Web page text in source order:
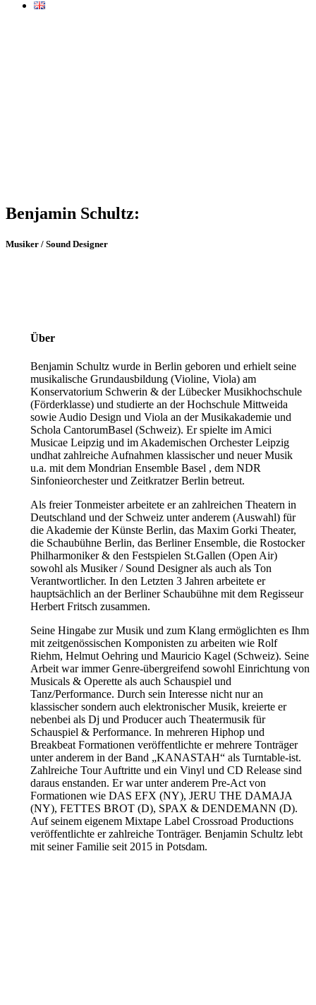
Benjamin Schultz:
Musiker / Sound Designer
Über
Benjamin Schultz wurde in Berlin geboren und erhielt seine
musikalische Grundausbildung (Violine, Viola) am
Konservatorium Schwerin & der Lübecker Musikhochschule
(Förderklasse) und studierte an der Hochschule Mittweida
sowie Audio Design und Viola an der Musikakademie und
Schola CantorumBasel (Schweiz). Er spielte im Amici
Musicae Leipzig und im Akademischen Orchester Leipzig
undhat zahlreiche Aufnahmen klassischer und neuer Musik
u.a. mit dem Mondrian Ensemble Basel , dem NDR
Sinfonieorchester und Zeitkratzer Berlin betreut.
Als freier Tonmeister arbeitete er an zahlreichen Theatern in
Deutschland und der Schweiz unter anderem (Auswahl) für
die Akademie der Künste Berlin, das Maxim Gorki Theater,
die Schaubühne Berlin, das Berliner Ensemble, die Rostocker
Philharmoniker & den Festspielen St.Gallen (Open Air)
sowohl als Musiker / Sound Designer als auch als Ton
Verantwortlicher. In den Letzten 3 Jahren arbeitete er
hauptsächlich an der Berliner Schaubühne mit dem Regisseur
Herbert Fritsch zusammen.
Seine Hingabe zur Musik und zum Klang ermöglichten es Ihm
mit zeitgenössischen Komponisten zu arbeiten wie Rolf
Riehm, Helmut Oehring und Mauricio Kagel (Schweiz). Seine
Arbeit war immer Genre-übergreifend sowohl Einrichtung von
Musicals & Operette als auch Schauspiel und
Tanz/Performance. Durch sein Interesse nicht nur an
klassischer sondern auch elektronischer Musik, kreierte er
nebenbei als Dj und Producer auch Theatermusik für
Schauspiel & Performance. In mehreren Hiphop und
Breakbeat Formationen veröffentlichte er mehrere Tonträger
unter anderem in der Band „KANASTAH“ als Turntable-ist.
Zahlreiche Tour Auftritte und ein Vinyl und CD Release sind
daraus enstanden. Er war unter anderem Pre-Act von
Formationen wie DAS EFX (NY), JERU THE DAMAJA
(NY), FETTES BROT (D), SPAX & DENDEMANN (D).
Auf seinem eigenem Mixtape Label Crossroad Productions
veröffentlichte er zahlreiche Tonträger. Benjamin Schultz lebt
mit seiner Familie seit 2015 in Potsdam.